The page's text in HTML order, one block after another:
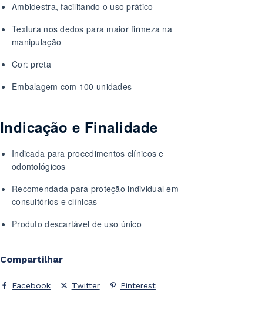
Ambidestra, facilitando o uso prático
Textura nos dedos para maior firmeza na
manipulação
Cor: preta
Embalagem com 100 unidades
Indicação e Finalidade
Indicada para procedimentos clínicos e
odontológicos
Recomendada para proteção individual em
consultórios e clínicas
Produto descartável de uso único
Compartilhar
Facebook Twitter Pinterest